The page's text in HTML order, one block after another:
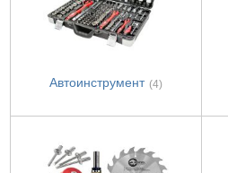
Автоинструмент (4)